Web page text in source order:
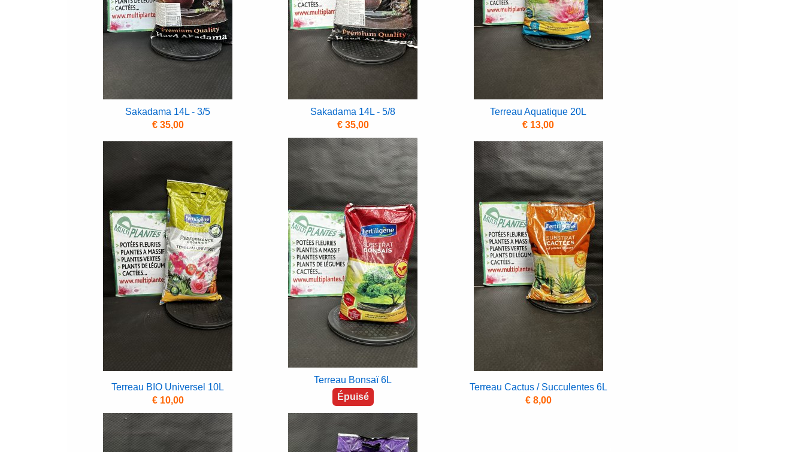
Sakadama 14L - 3/5
€ 35,00
Sakadama 14L - 5/8
€ 35,00
Terreau Aquatique 20L
€ 13,00
Terreau BIO Universel 10L
€ 10,00
Terreau Bonsaï 6L
Épuisé
Terreau Cactus / Succulentes 6L
€ 8,00